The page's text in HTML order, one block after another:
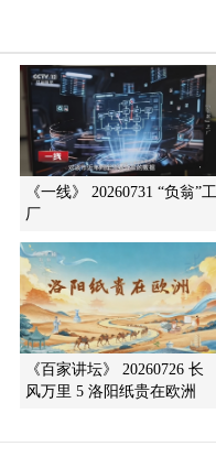
《一线》 20260731 “负翁”工
厂
《百家讲坛》 20260726 长
风万里 5 洛阳纸贵在欧洲